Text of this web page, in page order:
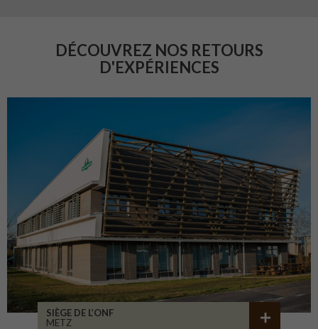
DÉCOUVREZ NOS RETOURS
D'EXPÉRIENCES
SIÈGE DE L’ONF
METZ